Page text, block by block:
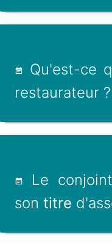
Qu'est-ce
restaurateur ?
Le
son titre